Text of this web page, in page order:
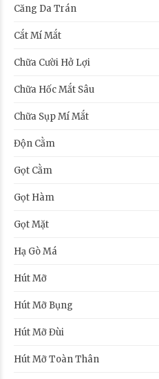
Căng Da Trán
Cắt Mí Mắt
Chữa Cười Hở Lợi
Chữa Hốc Mắt Sâu
Chữa Sụp Mí Mắt
Độn Cằm
Gọt Cằm
Gọt Hàm
Gọt Mặt
Hạ Gò Má
Hút Mỡ
Hút Mỡ Bụng
Hút Mỡ Đùi
Hút Mỡ Toàn Thân